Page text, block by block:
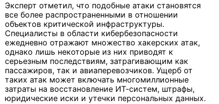
Эксперт отметил, что подобные атаки становятся
все более распространенными в отношении
объектов критической инфраструктуры.
Специалисты в области кибербезопасности
ежедневно отражают множество хакерских атак,
однако лишь некоторые из них приводят к
серьезным последствиям, затрагивающим как
пассажиров, так и авиаперевозчиков. Ущерб от
таких атак может включать многомиллионные
затраты на восстановление ИТ-систем, штрафы,
юридические иски и утечки персональных данных.